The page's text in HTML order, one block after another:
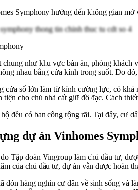
Symphony hướng đến không gian
như khu vực bàn ăn, phòng khách
nhau bằng cửa kính trong suốt. Do
cửa sổ lớn làm từ kính cường lực, có
tiện cho chủ nhà cất giữ đồ đạc. Cách
đều có ban công rộng rãi. Tại đây, cư
dự án Vinhomes
Tập đoàn Vingroup làm chủ đầu tư,
của chủ đầu tư, dự án vẫn được hoàn
đón hàng nghìn cư dân về sinh sống và